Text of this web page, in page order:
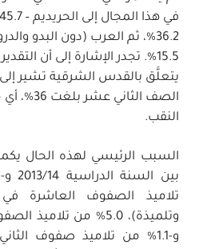
يتعلَّق بالقدس الشرقية تشير
الصف
النقب.
السبب الرئيسي لهذه الحال